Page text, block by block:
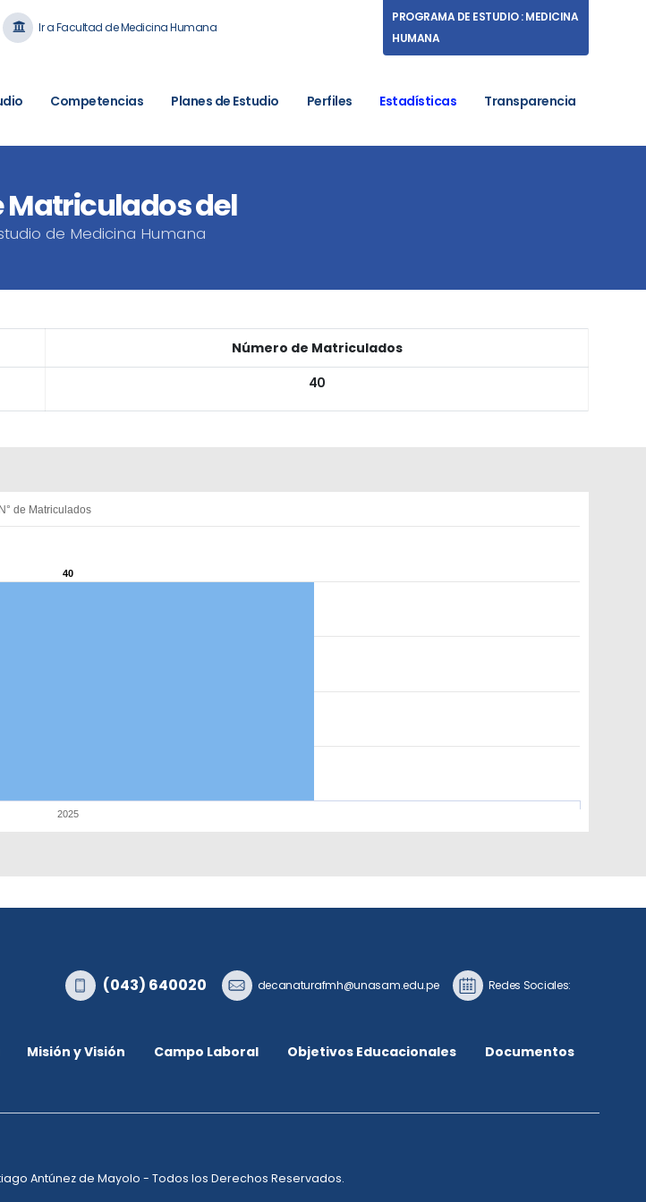
Ir a Facultad de Medicina Humana
PROGRAMA DE ESTUDIO : MEDICINA
HUMANA
Competencias Planes de Estudio Perfiles Estadísticas Transparencia
Matriculados del
de Medicina Humana
Número de Matriculados
40
N° de Matriculados
40
40
2025
(043) 640020 decanaturafmh@unasam.edu.pe Redes Sociales:
Misión y Visión Campo Laboral Objetivos Educacionales Documentos
Antúnez de Mayolo - Todos los Derechos Reservados.